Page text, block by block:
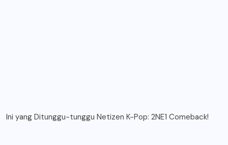
Ini yang Ditunggu-tunggu Netizen K-Pop: 2NE1 Comeback!